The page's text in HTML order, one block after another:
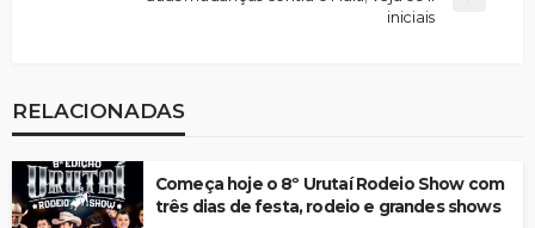
iniciais
RELACIONADAS
Começa hoje o 8º Urutaí Rodeio Show com
três dias de festa, rodeio e grandes shows